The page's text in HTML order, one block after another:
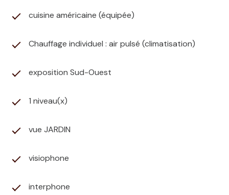
cuisine américaine (équipée)
Chauffage individuel : air pulsé (climatisation)
exposition Sud-Ouest
1 niveau(x)
vue JARDIN
visiophone
interphone